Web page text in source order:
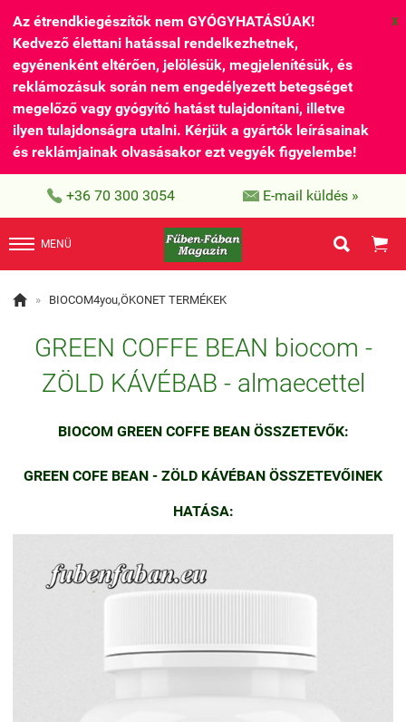
Az étrendkiegészítők nem GYÓGYHATÁSÚAK!
Kedvező élettani hatással rendelkezhetnek,
egyénenként eltérően, jelölésük, megjelenítésük, és
reklámozásuk során nem engedélyezett betegséget
megelőző vagy gyógyító hatást tulajdonítani, illetve
ilyen tulajdonságra utalni. Kérjük a gyártók leírásainak
és reklámjainak olvasásakor ezt vegyék figyelembe!
X
 +36 70 300 3054  E-mail küldés »
MENÜ  
 » BIOCOM4you,ÖKONET TERMÉKEK
GREEN COFFE BEAN biocom -
ZÖLD KÁVÉBAB - almaecettel
BIOCOM GREEN COFFE BEAN ÖSSZETEVŐK:
GREEN COFE BEAN - ZÖLD KÁVÉBAN ÖSSZETEVŐINEK
HATÁSA: